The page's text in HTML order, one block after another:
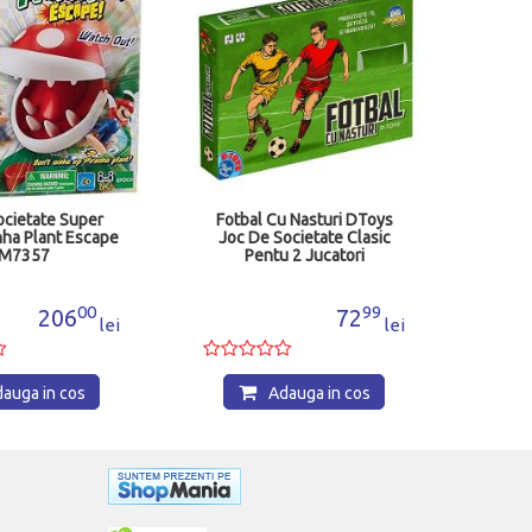
Super
Plant Escape
20600
lei
in cos
Fotbal Cu Nasturi DToys
Joc De Societate Clasic
Pentu 2 Jucatori
7299
lei
Adauga in cos